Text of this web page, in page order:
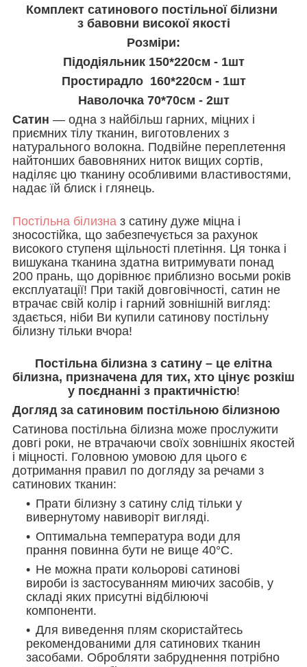
Комплект сатинового постільної білизни
з бавовни високої якості
Розміри:
Підодіяльник 150*220см - 1шт
Простирадло 160*220см - 1шт
Наволочка 70*70см - 2шт
Сатин — одна з найбільш гарних, міцних і
приємних тілу тканин, виготовлених з
натурального волокна. Подвійне переплетення
найтонших бавовняних ниток вищих сортів,
наділяє цю тканину особливими властивостями,
надає їй блиск і глянець.
Постільна білизна з сатину дуже міцна і
зносостійка, що забезпечується за рахунок
високого ступеня щільності плетіння. Ця тонка і
вишукана тканина здатна витримувати понад
200 прань, що дорівнює приблизно восьми років
експлуатації! При такій довговічності, сатин не
втрачає свій колір і гарний зовнішній вигляд:
здається, ніби Ви купили сатинову постільну
білизну тільки вчора!
Постільна білизна з сатину – це елітна
білизна, призначена для тих, хто цінує розкіш
у поєднанні з практичністю!
Догляд за сатиновим постільною білизною
Сатинова постільна білизна може прослужити
довгі роки, не втрачаючи своїх зовнішніх якостей
і міцності. Головною умовою для цього є
дотримання правил по догляду за речами з
сатинових тканин:
Прати білизну з сатину слід тільки у
вивернутому навиворіт вигляді.
Оптимальна температура води для
прання повинна бути не вище 40°С.
Не можна прати кольорові сатинові
вироби із застосуванням миючих засобів, у
складі яких присутні відбілюючі
компоненти.
Для виведення плям скористайтесь
рекомендованими для сатинових тканин
засобами. Обробляти забруднення потрібно